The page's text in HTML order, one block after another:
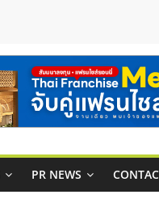
PR NEWS